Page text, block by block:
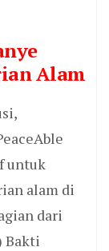
Alam
untuk
alam di
dari
Bakti